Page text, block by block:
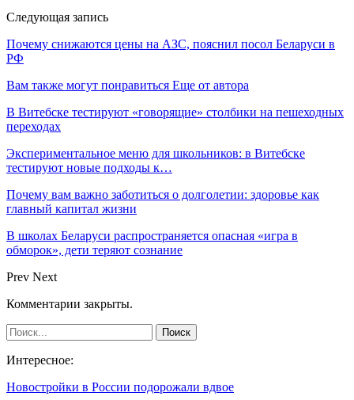
Следующая запись
Почему снижаются цены на АЗС, пояснил посол Беларуси в
РФ
Вам также могут понравиться Еще от автора
В Витебске тестируют «говорящие» столбики на пешеходных
переходах
Экспериментальное меню для школьников: в Витебске
тестируют новые подходы к…
Почему вам важно заботиться о долголетии: здоровье как
главный капитал жизни
В школах Беларуси распространяется опасная «игра в
обморок», дети теряют сознание
Prev Next
Комментарии закрыты.
Интересное:
Новостройки в России подорожали вдвое